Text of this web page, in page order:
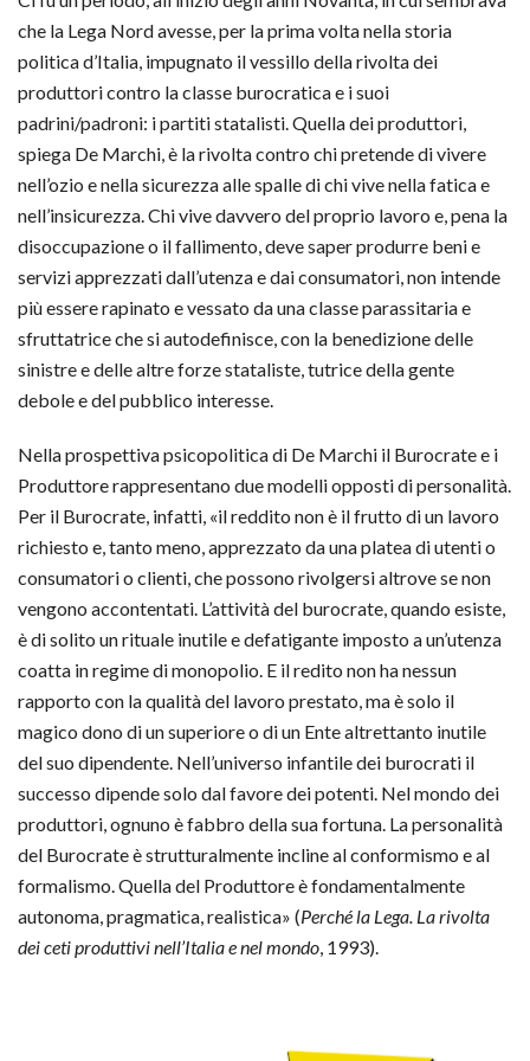
che la Lega Nord avesse, per la prima volta nella storia
politica d’Italia, impugnato il vessillo della rivolta dei
produttori contro la classe burocratica e i suoi
padrini/padroni: i partiti statalisti. Quella dei produttori,
spiega De Marchi, è la rivolta contro chi pretende di vivere
nell’ozio e nella sicurezza alle spalle di chi vive nella fatica e
nell’insicurezza. Chi vive davvero del proprio lavoro e, pena la
disoccupazione o il fallimento, deve saper produrre beni e
servizi apprezzati dall’utenza e dai consumatori, non intende
più essere rapinato e vessato da una classe parassitaria e
sfruttatrice che si autodefinisce, con la benedizione delle
sinistre e delle altre forze stataliste, tutrice della gente
debole e del pubblico interesse.
Nella prospettiva psicopolitica di De Marchi il Burocrate e i
Produttore rappresentano due modelli opposti di personalità.
Per il Burocrate, infatti, «il reddito non è il frutto di un lavoro
richiesto e, tanto meno, apprezzato da una platea di utenti o
consumatori o clienti, che possono rivolgersi altrove se non
vengono accontentati. L’attività del burocrate, quando esiste,
è di solito un rituale inutile e defatigante imposto a un’utenza
coatta in regime di monopolio. E il redito non ha nessun
rapporto con la qualità del lavoro prestato, ma è solo il
magico dono di un superiore o di un Ente altrettanto inutile
del suo dipendente. Nell’universo infantile dei burocrati il
successo dipende solo dal favore dei potenti. Nel mondo dei
produttori, ognuno è fabbro della sua fortuna. La personalità
del Burocrate è strutturalmente incline al conformismo e al
formalismo. Quella del Produttore è fondamentalmente
autonoma, pragmatica, realistica» (Perché la Lega. La rivolta
dei ceti produttivi nell’Italia e nel mondo, 1993).